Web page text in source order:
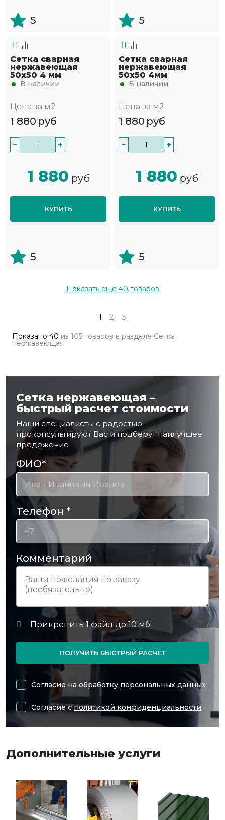
5 5
Сетка сварная
нержавеющая
50х50 4 мм
В наличии
Цена за м2
1 880 руб
− +
1 880 руб
КУПИТЬ
5
Сетка сварная
нержавеющая
50х50 4мм
В наличии
Цена за м2
1 880 руб
− +
1 880 руб
КУПИТЬ
5
Показать еще 40 товаров
1 2 3
Показано 40 из 105 товаров в разделе Сетка
нержавеющая
Сетка нержавеющая –
быстрый расчет стоимости
Наши специалисты с радостью
проконсультируют Вас и подберут наилучшее
предожение
ФИО*
Телефон *
Комментарий
ПОЛУЧИТЬ БЫСТРЫЙ РАСЧЕТ
Согласие на обработку персональных данных
Согласие сполитикой конфиденциальности
Дополнительные услуги